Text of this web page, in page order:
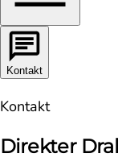
Kontakt
Kontakt
Direkter